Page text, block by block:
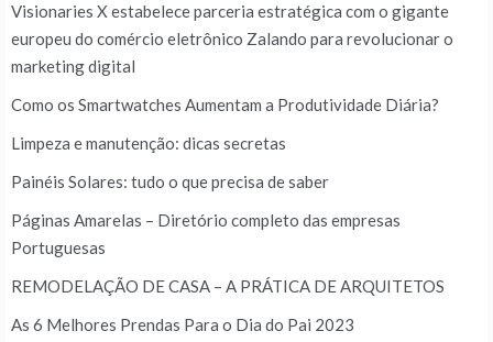
Visionaries X estabelece parceria estratégica com o gigante
europeu do comércio eletrônico Zalando para revolucionar o
marketing digital
Como os Smartwatches Aumentam a Produtividade Diária?
Limpeza e manutenção: dicas secretas
Painéis Solares: tudo o que precisa de saber
Páginas Amarelas – Diretório completo das empresas
Portuguesas
REMODELAÇÃO DE CASA – A PRÁTICA DE ARQUITETOS
As 6 Melhores Prendas Para o Dia do Pai 2023